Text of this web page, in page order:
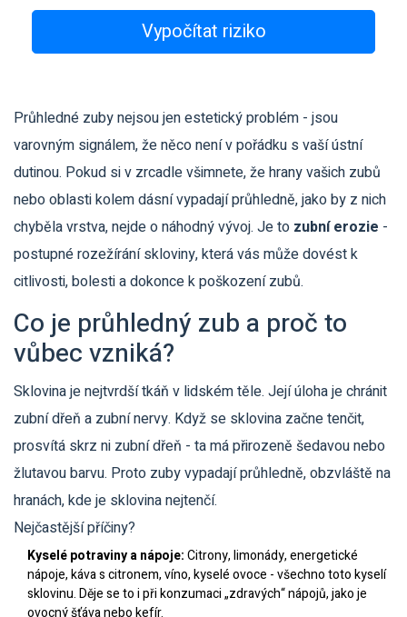
Vypočítat riziko
Průhledné zuby nejsou jen estetický problém - jsou
varovným signálem, že něco není v pořádku s vaší ústní
dutinou. Pokud si v zrcadle všimnete, že hrany vašich zubů
nebo oblasti kolem dásní vypadají průhledně, jako by z nich
chyběla vrstva, nejde o náhodný vývoj. Je to zubní erozie -
postupné rozežírání skloviny, která vás může dovést k
citlivosti, bolesti a dokonce k poškození zubů.
Co je průhledný zub a proč to
vůbec vzniká?
Sklovina je nejtvrdší tkáň v lidském těle. Její úloha je chránit
zubní dřeň a zubní nervy. Když se sklovina začne tenčit,
prosvítá skrz ni zubní dřeň - ta má přirozeně šedavou nebo
žlutavou barvu. Proto zuby vypadají průhledně, obzvláště na
hranách, kde je sklovina nejtenčí.
Nejčastější příčiny?
Kyselé potraviny a nápoje:Citrony, limonády, energetické
nápoje, káva s citronem, víno, kyselé ovoce - všechno toto kyselí
sklovinu. Děje se to i při konzumaci „zdravých“ nápojů, jako je
ovocný šťáva nebo kefír.